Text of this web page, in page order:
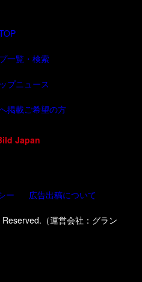
一覧・検索
プニュース
掲載ご希望の方
Japan
（運営会社：グラン
ー 広告出稿について